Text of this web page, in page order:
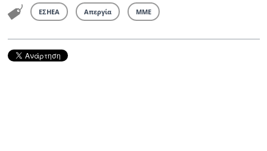
ΕΣΗΕΑ Απεργία ΜΜΕ